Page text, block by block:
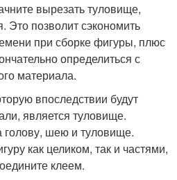
вырезать туловище,
Это позволит сэкономить
при сборке фигуры, плюс
определиться с
материала.
впоследствии будут
является туловище.
голову, шею и туловище.
как целиком, так и частями,
клеем.